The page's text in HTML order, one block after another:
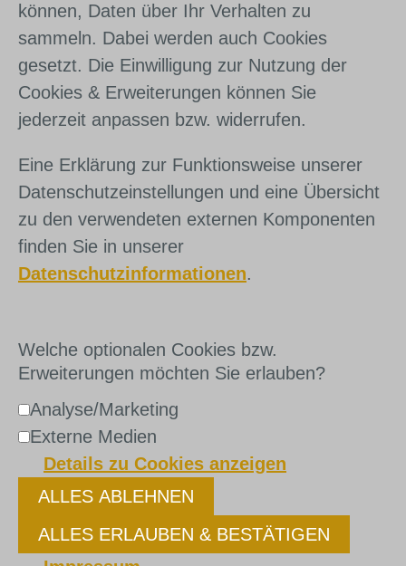
können, Daten über Ihr Verhalten zu
sammeln. Dabei werden auch Cookies
gesetzt. Die Einwilligung zur Nutzung der
Cookies & Erweiterungen können Sie
jederzeit anpassen bzw. widerrufen.
Eine Erklärung zur Funktionsweise unserer
Datenschutzeinstellungen und eine Übersicht
zu den verwendeten externen Komponenten
finden Sie in unserer
Datenschutzinformationen.
Welche optionalen Cookies bzw.
Erweiterungen möchten Sie erlauben?
Analyse/Marketing
Externe Medien
Details zu Cookies anzeigen
ALLES ABLEHNEN
ALLES ERLAUBEN & BESTÄTIGEN